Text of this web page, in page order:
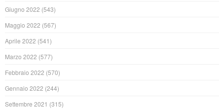
Giugno 2022 (543)
Maggio 2022 (567)
Aprile 2022 (541)
Marzo 2022 (577)
Febbraio 2022 (570)
Gennaio 2022 (244)
Settembre 2021 (315)